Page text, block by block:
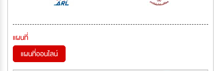
แผนที่
แผนที่ออนไลน์